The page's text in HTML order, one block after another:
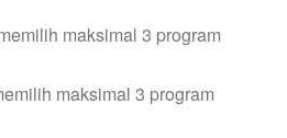
maksimal 3 program
maksimal 3 program